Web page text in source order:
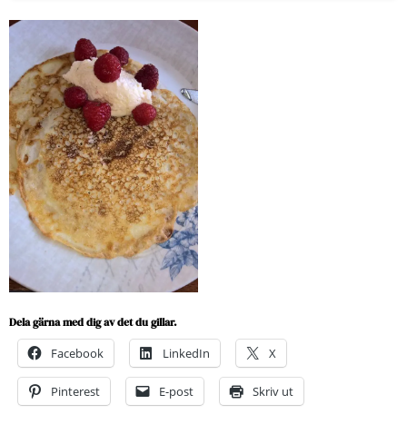
Dela gärna med dig av det du gillar.
Facebook LinkedIn X
Pinterest E-post Skriv ut